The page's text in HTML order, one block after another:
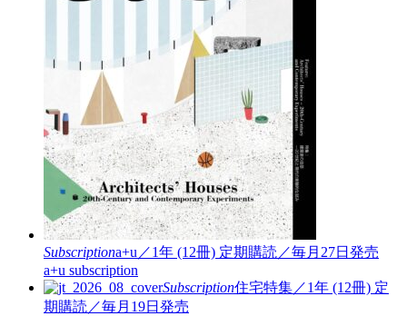
Subscriptiona+u／1年 (12冊) 定期購読／毎月27日発売
a+u subscription
Subscription住宅特集／1年 (12冊) 定
期購読／毎月19日発売